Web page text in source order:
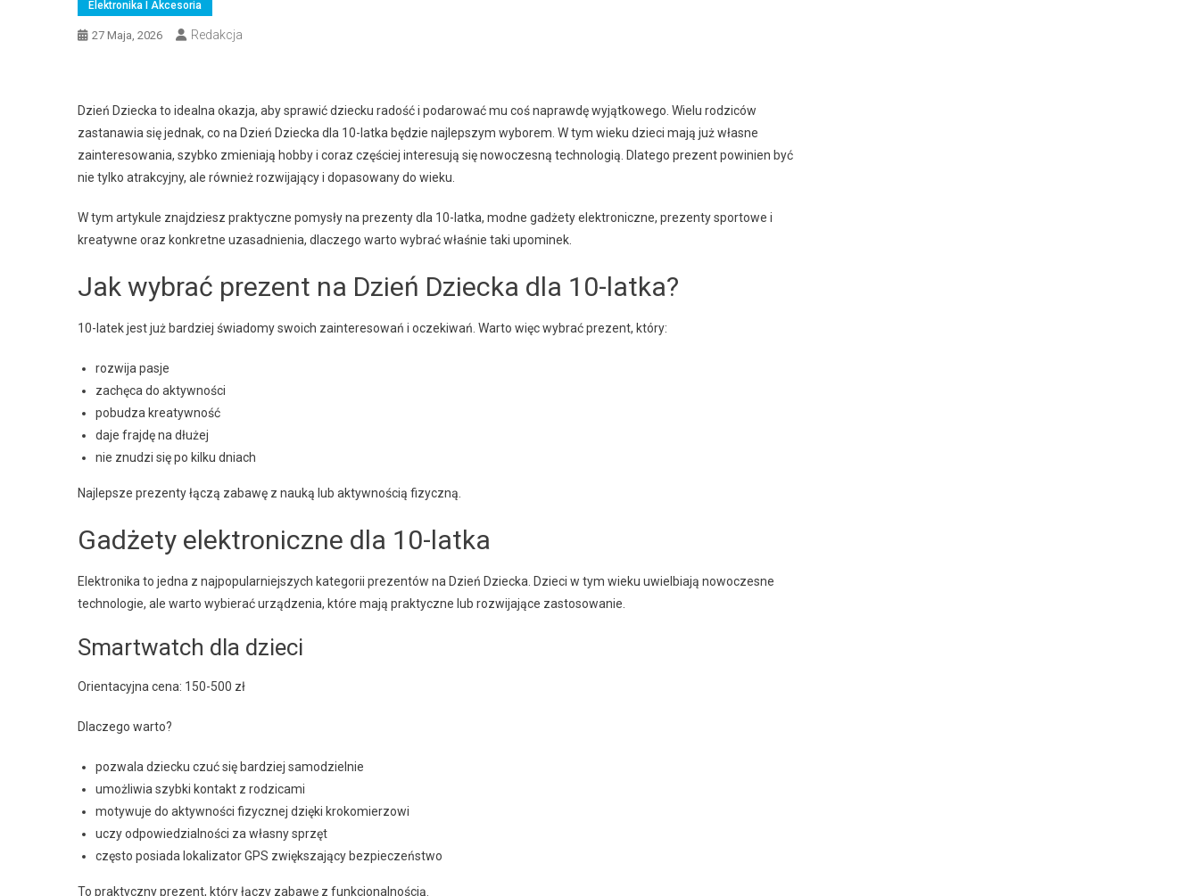
Elektronika I Akcesoria
27 Maja, 2026 Redakcja
Dzień Dziecka to idealna okazja, aby sprawić dziecku radość i podarować mu coś naprawdę wyjątkowego. Wielu rodziców
zastanawia się jednak, co na Dzień Dziecka dla 10-latka będzie najlepszym wyborem. W tym wieku dzieci mają już własne
zainteresowania, szybko zmieniają hobby i coraz częściej interesują się nowoczesną technologią. Dlatego prezent powinien być
nie tylko atrakcyjny, ale również rozwijający i dopasowany do wieku.
W tym artykule znajdziesz praktyczne pomysły na prezenty dla 10-latka, modne gadżety elektroniczne, prezenty sportowe i
kreatywne oraz konkretne uzasadnienia, dlaczego warto wybrać właśnie taki upominek.
Jak wybrać prezent na Dzień Dziecka dla 10-latka?
10-latek jest już bardziej świadomy swoich zainteresowań i oczekiwań. Warto więc wybrać prezent, który:
rozwija pasje
zachęca do aktywności
pobudza kreatywność
daje frajdę na dłużej
nie znudzi się po kilku dniach
Najlepsze prezenty łączą zabawę z nauką lub aktywnością fizyczną.
Gadżety elektroniczne dla 10-latka
Elektronika to jedna z najpopularniejszych kategorii prezentów na Dzień Dziecka. Dzieci w tym wieku uwielbiają nowoczesne
technologie, ale warto wybierać urządzenia, które mają praktyczne lub rozwijające zastosowanie.
Smartwatch dla dzieci
Orientacyjna cena: 150-500 zł
Dlaczego warto?
pozwala dziecku czuć się bardziej samodzielnie
umożliwia szybki kontakt z rodzicami
motywuje do aktywności fizycznej dzięki krokomierzowi
uczy odpowiedzialności za własny sprzęt
często posiada lokalizator GPS zwiększający bezpieczeństwo
To praktyczny prezent, który łączy zabawę z funkcjonalnością.